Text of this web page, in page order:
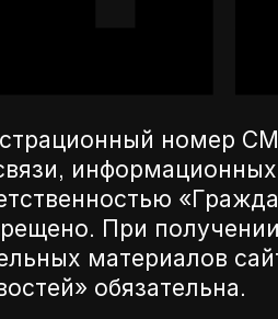
При
материалов
обязательна.